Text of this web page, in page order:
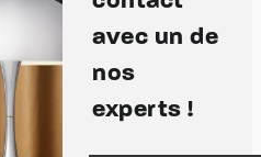
avec un de
nos
experts !